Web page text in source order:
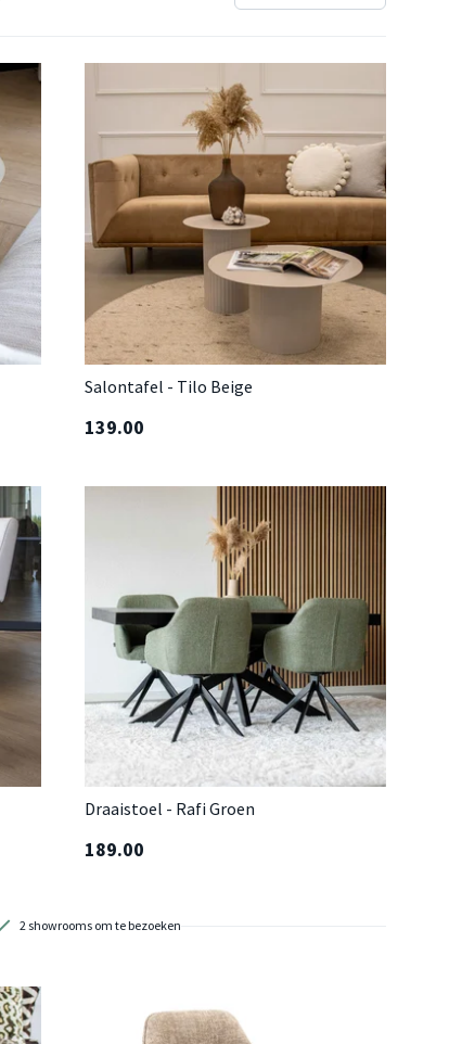
Salontafel - Tilo Beige
139.00
Draaistoel - Rafi Groen
189.00
2 showrooms om te bezoeken